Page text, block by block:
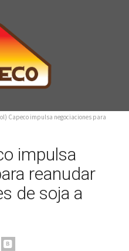
Capeco impulsa negociaciones para
impulsa
reanudar
de soja a